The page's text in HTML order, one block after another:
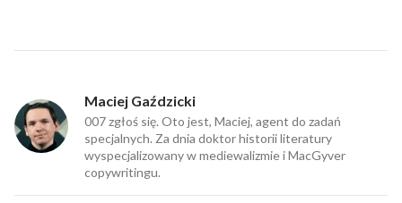
Maciej Gaździcki
007 zgłoś się. Oto jest, Maciej, agent do zadań
specjalnych. Za dnia doktor historii literatury
wyspecjalizowany w mediewalizmie i MacGyver
copywritingu.